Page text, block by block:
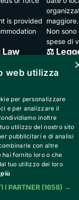
is provided maggiore.
Non
spese di
be settled by
by
⚖️
Le
regolate
Per
salvo
web utilizza
per personalizzare
e per analizzare il
inoltre
utilizzo del nostro sito
pubblicitari e di analisi
con altre
fornito loro o che
tuo utilizzo dei loro
I PARTNER (1658) →